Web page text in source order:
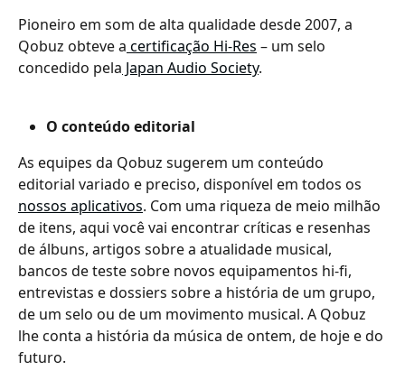
Pioneiro em som de alta qualidade desde 2007, a
Qobuz obteve a certificação Hi-Res – um selo
concedido pela Japan Audio Society.
O conteúdo editorial
As equipes da Qobuz sugerem um conteúdo
editorial variado e preciso, disponível em todos os
nossos aplicativos. Com uma riqueza de meio milhão
de itens, aqui você vai encontrar críticas e resenhas
de álbuns, artigos sobre a atualidade musical,
bancos de teste sobre novos equipamentos hi-fi,
entrevistas e dossiers sobre a história de um grupo,
de um selo ou de um movimento musical. A Qobuz
lhe conta a história da música de ontem, de hoje e do
futuro.